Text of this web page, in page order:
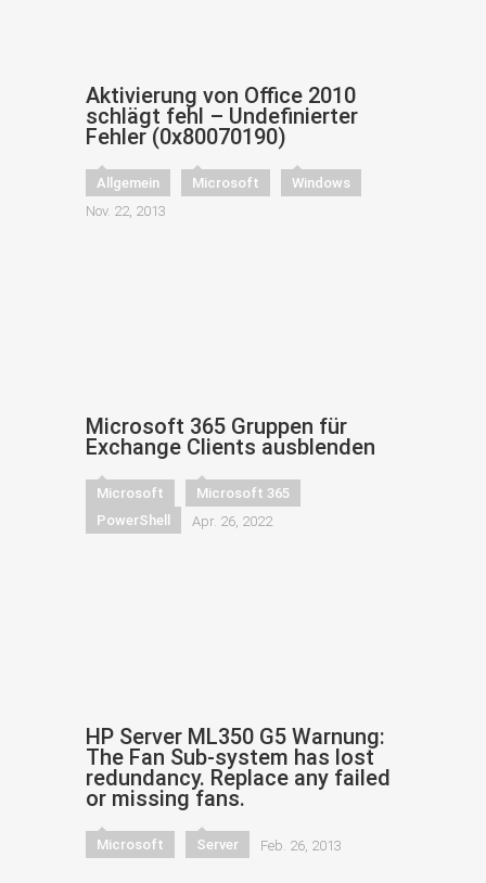
Aktivierung von Office 2010
schlägt fehl – Undefinierter
Fehler (0x80070190)
Allgemein Microsoft
Windows
Nov. 22, 2013
Microsoft 365 Gruppen für
Exchange Clients ausblenden
Microsoft
Microsoft 365
PowerShell
Apr. 26, 2022
HP Server ML350 G5 Warnung:
The Fan Sub-system has lost
redundancy. Replace any failed
or missing fans.
Microsoft Server Feb. 26, 2013